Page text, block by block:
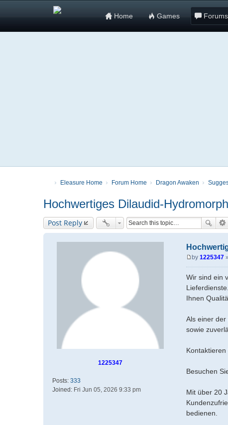
Home Games Forums
Eleasure Home Forum Home Dragon Awaken
Hochwertiges Dilaudid-
Post Reply
1225347
Posts: 333
Joined: Fri Jun 05, 2026 9:33 pm
s
t
by 1225347 »
Wir sind ein
Ihnen
Als einer
sowie
Kontaktieren
Besuchen
Mit über 20
bedienen.